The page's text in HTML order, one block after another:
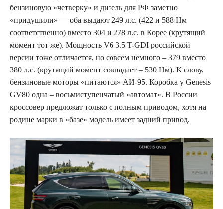
бензиновую «четверку» и дизель для РФ заметно
«придушили» — оба выдают 249 л.с. (422 и 588 Нм
соответственно) вместо 304 и 278 л.с. в Корее (крутящий
момент тот же). Мощность V6 3.5 T-GDI российской
версии тоже отличается, но совсем немного – 379 вместо
380 л.с. (крутящий момент совпадает – 530 Нм). К слову,
бензиновые моторы «питаются» АИ-95. Коробка у Genesis
GV80 одна – восьмиступенчатый «автомат». В России
кроссовер предложат только с полным приводом, хотя на
родине марки в «базе» модель имеет задний привод.